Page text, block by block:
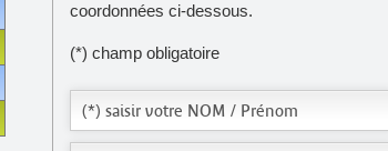
coordonnées ci-dessous.
(*) champ obligatoire